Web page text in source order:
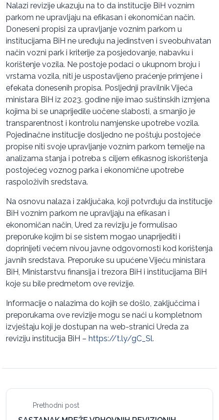
Nalazi revizije ukazuju na to da institucije BiH voznim
parkom ne upravljaju na efikasan i ekonomičan način.
Doneseni propisi za upravljanje voznim parkom u
institucijama BiH ne uređuju na jedinstven i sveobuhvatan
način vozni park i kriterije za posjedovanje, nabavku i
korištenje vozila. Ne postoje podaci o ukupnom broju i
vrstama vozila, niti je uspostavljeno praćenje primjene i
efekata donesenih propisa. Posljednji pravilnik Vijeća
ministara BiH iz 2023. godine nije imao suštinskih izmjena
kojima bi se unaprijedile uočene slabosti, a smanjio je
transparentnost i kontrolu namjenske upotrebe vozila.
Pojedinačne institucije dosljedno ne poštuju postojeće
propise niti svoje upravljanje voznim parkom temelje na
analizama stanja i potreba s ciljem efikasnog iskorištenja
postojećeg voznog parka i ekonomične upotrebe
raspoloživih sredstava.
Na osnovu nalaza i zaključaka, koji potvrđuju da institucije
BiH voznim parkom ne upravljaju na efikasan i
ekonomičan način, Ured za reviziju je formulisao
preporuke kojim bi se sistem mogao unaprijediti i
doprinijeti većem nivou javne odgovornosti kod korištenja
javnih sredstava. Preporuke su upućene Vijeću ministara
BiH, Ministarstvu finansija i trezora BiH i institucijama BiH
koje su bile predmetom ove revizije.
Informacije o nalazima do kojih se došlo, zaključcima i
preporukama ove revizije mogu se naći u kompletnom
izvještaju koji je dostupan na web-stranici Ureda za
reviziju institucija BiH – https://t.ly/gC_Sl.
Prethodni post